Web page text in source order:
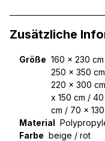
Zusätzliche
Größe 160 x 230
250 x 350
220 x 300
x 150 cm /
cm / 70 x
Material
Farbe beige / rot